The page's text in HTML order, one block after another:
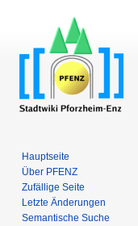
Hauptseite
Über PFENZ
Zufällige Seite
Letzte Änderungen
Semantische Suche